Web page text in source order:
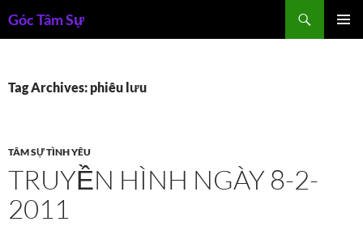
toGóc Tâm Sự
Tag Archives: phiêu lưu
TÂM SỰ TÌNH YÊU
TRUYỀN HÌNH NGÀY 8-2-
2011